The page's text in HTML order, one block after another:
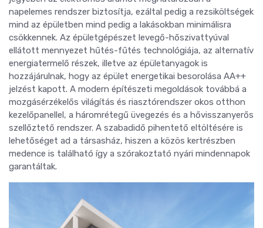
napelemes rendszer biztosítja, ezáltal pedig a rezsiköltségek
mind az épületben mind pedig a lakásokban minimálisra
csökkennek. Az épületgépészet levegő-hőszivattyúval
ellátott mennyezet hűtés-fűtés technológiája, az alternatív
energiatermelő részek, illetve az épületanyagok is
hozzájárulnak, hogy az épület energetikai besorolása AA++
jelzést kapott. A modern építészeti megoldások továbbá a
mozgásérzékelős világítás és riasztórendszer okos otthon
kezelőpanellel, a háromrétegű üvegezés és a hővisszanyerős
szellőztető rendszer. A szabadidő pihentető eltöltésére is
lehetőséget ad a társasház, hiszen a közös kertrészben
medence is található így a szórakoztató nyári mindennapok
garantáltak.